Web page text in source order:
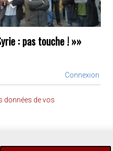
: pas touche ! »»
Connexion
données de vos